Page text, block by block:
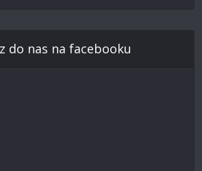
do nas na facebooku